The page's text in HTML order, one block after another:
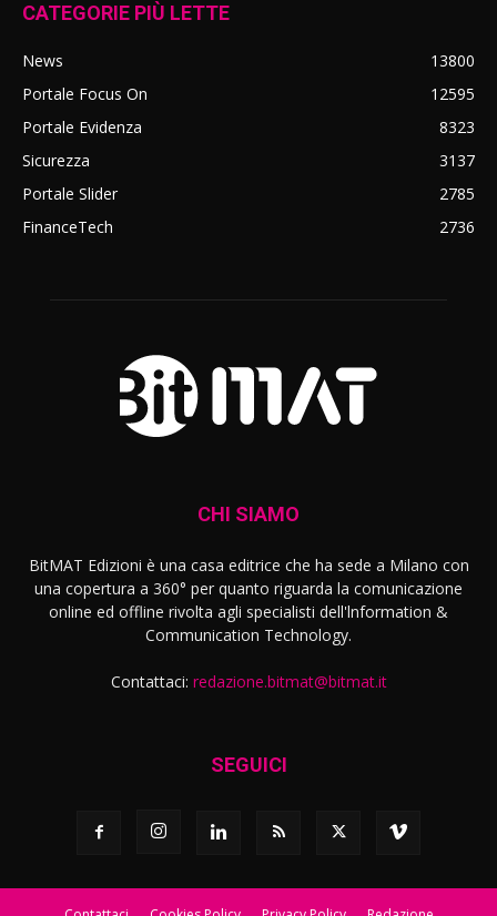
CATEGORIE PIÙ LETTE
News
13800
Portale Focus On
12595
Portale Evidenza
8323
Sicurezza
3137
Portale Slider
2785
FinanceTech
2736
CHI SIAMO
BitMAT Edizioni è una casa editrice che ha sede a Milano con
una copertura a 360° per quanto riguarda la comunicazione
online ed offline rivolta agli specialisti dell'lnformation &
Communication Technology.
Contattaci: redazione.bitmat@bitmat.it
SEGUICI